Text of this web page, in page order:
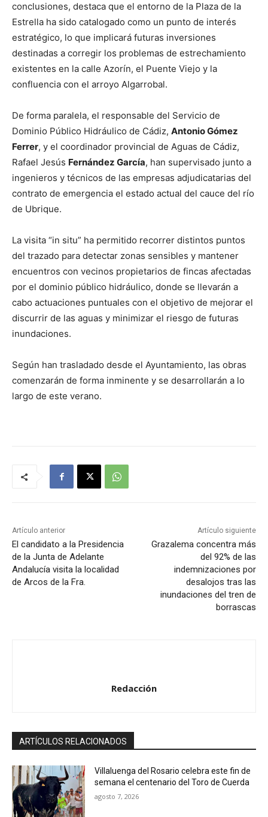
conclusiones, destaca que el entorno de la Plaza de la
Estrella ha sido catalogado como un punto de interés
estratégico, lo que implicará futuras inversiones
destinadas a corregir los problemas de estrechamiento
existentes en la calle Azorín, el Puente Viejo y la
confluencia con el arroyo Algarrobal.
De forma paralela, el responsable del Servicio de
Dominio Público Hidráulico de Cádiz, Antonio Gómez
Ferrer, y el coordinador provincial de Aguas de Cádiz,
Rafael Jesús Fernández García, han supervisado junto a
ingenieros y técnicos de las empresas adjudicatarias del
contrato de emergencia el estado actual del cauce del río
de Ubrique.
La visita “in situ” ha permitido recorrer distintos puntos
del trazado para detectar zonas sensibles y mantener
encuentros con vecinos propietarios de fincas afectadas
por el dominio público hidráulico, donde se llevarán a
cabo actuaciones puntuales con el objetivo de mejorar el
discurrir de las aguas y minimizar el riesgo de futuras
inundaciones.
Según han trasladado desde el Ayuntamiento, las obras
comenzarán de forma inminente y se desarrollarán a lo
largo de este verano.
Artículo anterior
El candidato a la Presidencia
de la Junta de Adelante
Andalucía visita la localidad
de Arcos de la Fra.
Artículo siguiente
Grazalema concentra más
del 92% de las
indemnizaciones por
desalojos tras las
inundaciones del tren de
borrascas
Redacción
ARTÍCULOS RELACIONADOS
Villaluenga del Rosario celebra este fin de
semana el centenario del Toro de Cuerda
agosto 7, 2026